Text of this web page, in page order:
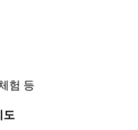
험 등
도